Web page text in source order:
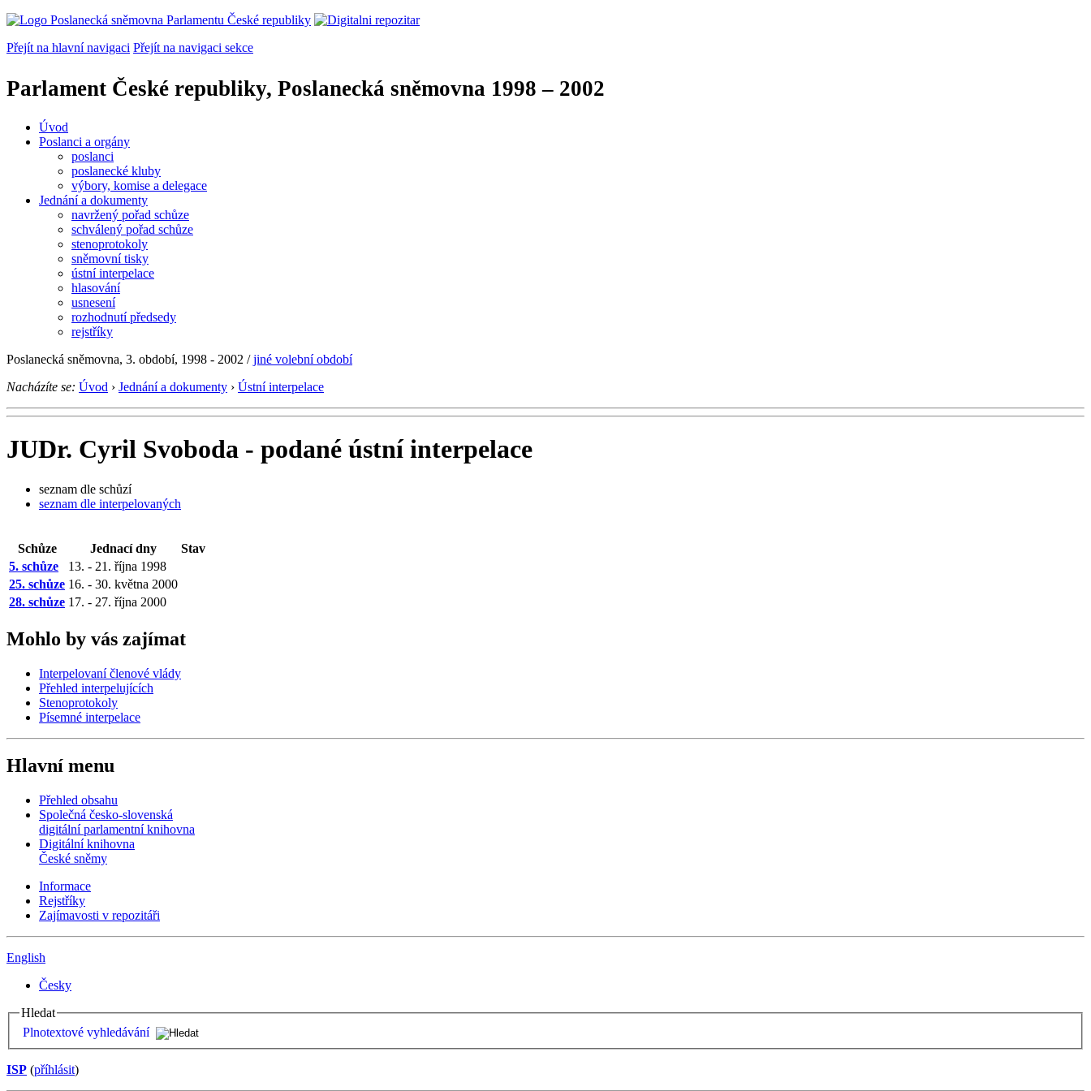
Přejít na hlavní navigaci Přejít na navigaci sekce
Parlament České republiky, Poslanecká sněmovna 1998 – 2002
Úvod
Poslanci a orgány
poslanci
poslanecké kluby
výbory, komise a delegace
Jednání a dokumenty
navržený pořad schůze
schválený pořad schůze
stenoprotokoly
sněmovní tisky
ústní interpelace
hlasování
usnesení
rozhodnutí předsedy
rejstříky
Poslanecká sněmovna, 3. období, 1998 - 2002 /jiné volební období
Nacházíte se: Úvod › Jednání a dokumenty › Ústní interpelace
JUDr. Cyril Svoboda - podané ústní interpelace
seznam dle schůzí
seznam dle interpelovaných
Schůze Jednací dny
Stav
5. schůze
13. - 21. října 1998
25. schůze 16. - 30. května 2000
28. schůze 17. - 27. října 2000
Mohlo by vás zajímat
Interpelovaní členové vlády
Přehled interpelujících
Stenoprotokoly
Písemné interpelace
Hlavní menu
Přehled obsahu
Společná česko-slovenská
digitální parlamentní knihovna
Digitální knihovna
České sněmy
Informace
Rejstříky
Zajímavosti v repozitáři
English
Česky
Hledat
Plnotextové vyhledávání
ISP (příhlásit)